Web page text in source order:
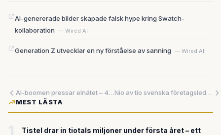
AI-genererade bilder skapade falsk hype kring Swatch-
kollaboration — Wired AI
Generation Z utvecklar en ny förståelse av sanning — Wired AI
AI-boomen pressar elnätet – 49 000 hushåll vid Lake Tahoe tvingas byta elleverantör
Nio av tio svenska företagsledare tror att AI ersätter hela roller – samtidigt flyr toppforskare från Musks AI-bolag
MEST LÄSTA
Tistel drar in tiotals miljoner under första året – ett